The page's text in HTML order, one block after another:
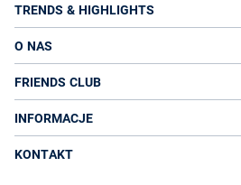
TRENDS & HIGHLIGHTS
O NAS
FRIENDS CLUB
INFORMACJE
KONTAKT